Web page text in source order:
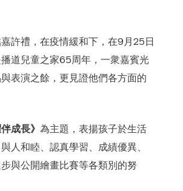
許禮，在疫情緩和下，在9月25日
道兒童之家65周年，一衆嘉賓光
表演之餘，更見證他們各方面的
成長》 為主題，表揚孩子於生活
人和睦、認真學習、成績優異、
與公開繪畫比賽等各類別的努